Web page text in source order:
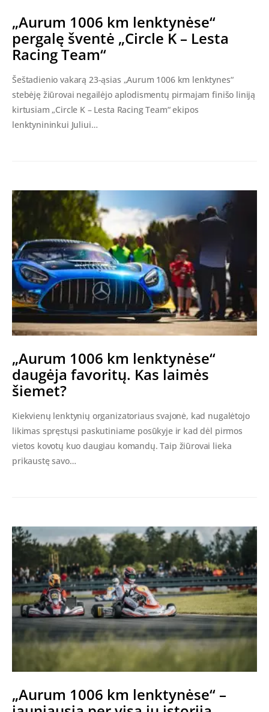
„Aurum 1006 km lenktynėse“
pergalę šventė „Circle K – Lesta
Racing Team“
Šeštadienio vakarą 23-ąsias „Aurum 1006 km lenktynes“
stebėję žiūrovai negailėjo aplodismentų pirmajam finišo liniją
kirtusiam „Circle K – Lesta Racing Team“ ekipos
lenktynininkui Juliui…
„Aurum 1006 km lenktynėse“
daugėja favoritų. Kas laimės
šiemet?
Kiekvienų lenktynių organizatoriaus svajonė, kad nugalėtojo
likimas spręstųsi paskutiniame posūkyje ir kad dėl pirmos
vietos kovotų kuo daugiau komandų. Taip žiūrovai lieka
prikaustę savo…
„Aurum 1006 km lenktynėse“ –